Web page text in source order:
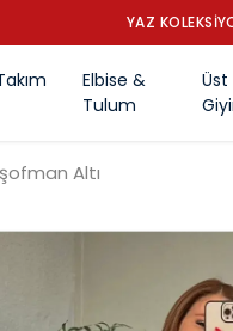
YAZ
Elbise &
Tulum
Üst
Altı